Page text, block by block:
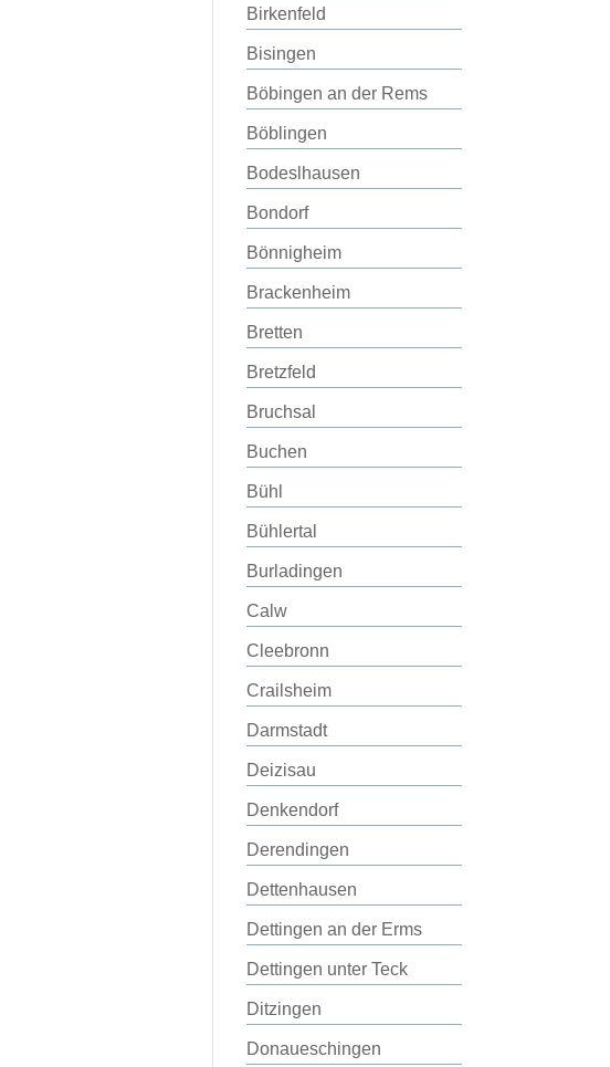
Birkenfeld
Bisingen
Böbingen an der Rems
Böblingen
Bodeslhausen
Bondorf
Bönnigheim
Brackenheim
Bretten
Bretzfeld
Bruchsal
Buchen
Bühl
Bühlertal
Burladingen
Calw
Cleebronn
Crailsheim
Darmstadt
Deizisau
Denkendorf
Derendingen
Dettenhausen
Dettingen an der Erms
Dettingen unter Teck
Ditzingen
Donaueschingen